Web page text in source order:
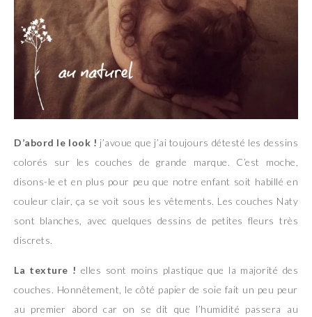
D’abord le look ! j’avoue que j’ai toujours détesté les dessins
colorés sur les couches de grande marque. C’est moche,
disons-le et en plus pour peu que notre enfant soit habillé en
couleur clair, ça se voit sous les vêtements. Les couches Naty
sont blanches, avec quelques dessins de petites fleurs très
discrets.
La texture ! elles sont moins plastique que la majorité des
couches. Honnêtement, le côté papier de soie fait un peu peur
au premier abord car on se dit que l’humidité passera au